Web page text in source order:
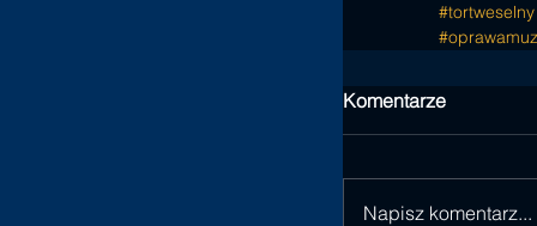
#tortweselny
Komentarze
Napisz komentarz...